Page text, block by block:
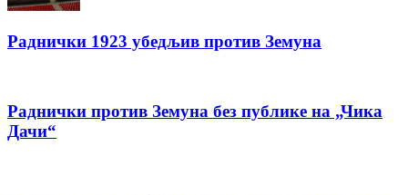
Раднички 1923 убедљив против Земуна
Раднички против Земуна без публике на „Чика
Дачи“